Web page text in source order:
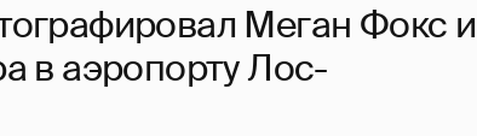
Меган Фокс и
в аэропорту Лос-